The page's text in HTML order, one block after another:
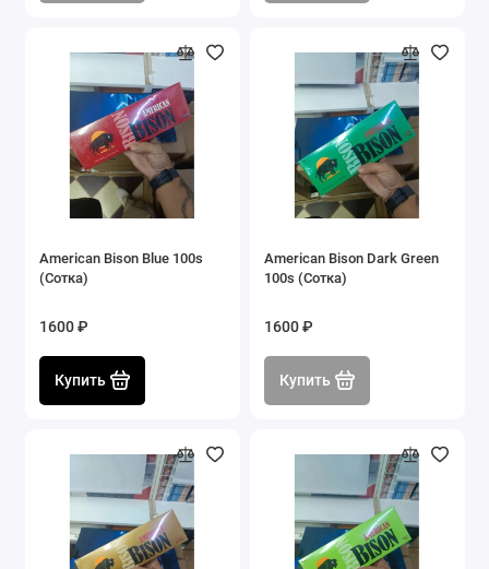
American Bison Blue 100s
(Сотка)
1600 ₽
Купить
American Bison Dark Green
100s (Сотка)
1600 ₽
Купить